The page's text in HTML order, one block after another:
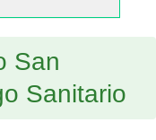
San
Sanitario